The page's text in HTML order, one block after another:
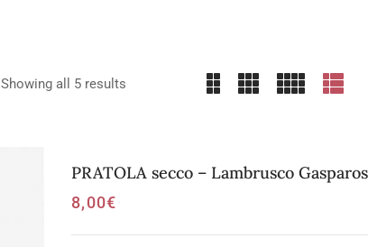
Showing all 5 results
PRATOLA secco – Lambrusco
8,00€